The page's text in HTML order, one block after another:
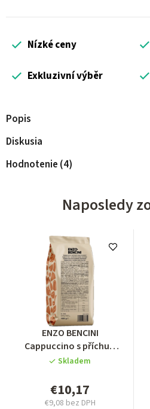
Nízké ceny
Exkluzivní výběr
Popis
Diskusia
Hodnotenie (4)
Naposledy
Priemerné
hodnotenie
produktu
5,0
z
ENZO BENCINI
Cappuccino s příchutí
slaný karamel 1000g
Skladem
€10,17
€9,08 bez DPH